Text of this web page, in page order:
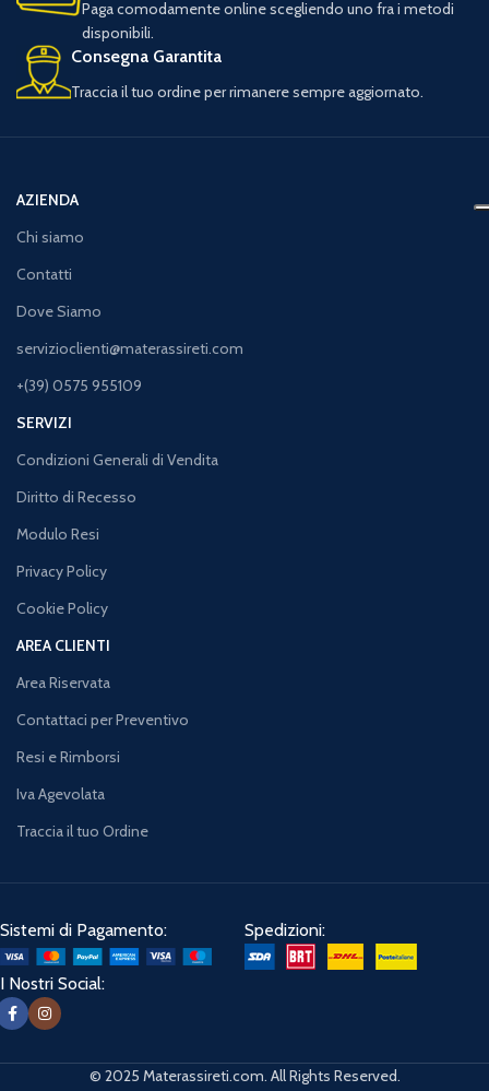
Paga comodamente online scegliendo uno fra i metodi
disponibili.
Consegna Garantita
Traccia il tuo ordine per rimanere sempre aggiornato.
AZIENDA
Chi siamo
Contatti
Dove Siamo
servizioclienti@materassireti.com
+(39) 0575 955109
SERVIZI
Condizioni Generali di Vendita
Diritto di Recesso
Modulo Resi
Privacy Policy
Cookie Policy
AREA CLIENTI
Area Riservata
Contattaci per Preventivo
Resi e Rimborsi
Iva Agevolata
Traccia il tuo Ordine
Sistemi di Pagamento: Spedizioni:
I Nostri Social:
© 2025 Materassireti.com. All Rights Reserved.